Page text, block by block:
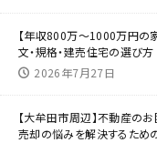
【年収800万～1000万円の
文・規格・建売住宅の選び方
2026年7月27日
【大牟田市周辺】不動産のお
売却の悩みを解決するため